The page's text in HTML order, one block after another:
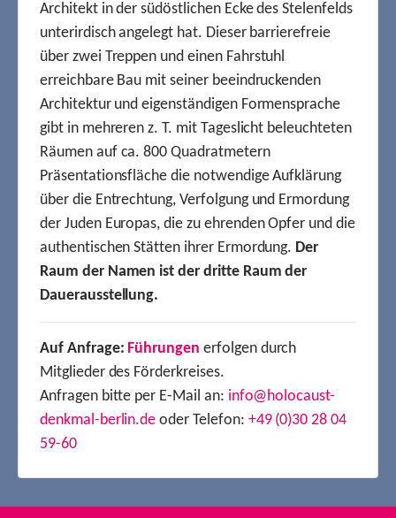
Architekt in der südöstlichen Ecke des Stelenfelds
unterirdisch angelegt hat. Dieser barrierefreie
über zwei Treppen und einen Fahrstuhl
erreichbare Bau mit seiner beeindruckenden
Architektur und eigenständigen Formensprache
gibt in mehreren z. T. mit Tageslicht beleuchteten
Räumen auf ca. 800 Quadratmetern
Präsentationsfläche die notwendige Aufklärung
über die Entrechtung, Verfolgung und Ermordung
der Juden Europas, die zu ehrenden Opfer und die
authentischen Stätten ihrer Ermordung. Der
Raum der Namen ist der dritte Raum der
Dauerausstellung.
Auf Anfrage: Führungen erfolgen durch
Mitglieder des Förderkreises.
Anfragen bitte per E-Mail an: info@holocaust-
denkmal-berlin.de oder Telefon: +49 (0)30 28 04
59-60